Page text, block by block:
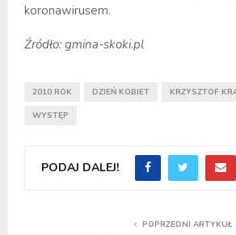
koronawirusem.
Źródło: gmina-skoki.pl
2010 ROK DZIEŃ KOBIET KRZYSZTOF
WYSTĘP
PODAJ DALEJ!
POPRZEDNI ARTYKUŁ